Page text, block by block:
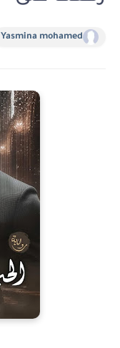
Yasmina mohamed